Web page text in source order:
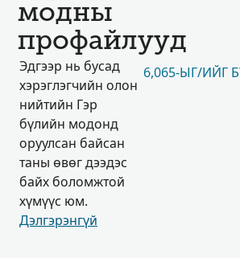
модны
профайлууд
Эдгээр нь бусад
хэрэглэгчийн олон
нийтийн Гэр
бүлийн модонд
оруулсан байсан
таны өвөг дээдэс
байх боломжтой
хүмүүс юм.
Дэлгэрэнгүй
6,065-ЫГ/ИЙГ